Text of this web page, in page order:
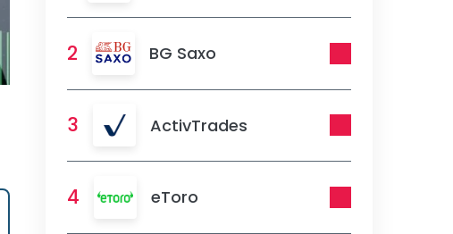
2 BG Saxo
3 ActivTrades
4 eToro